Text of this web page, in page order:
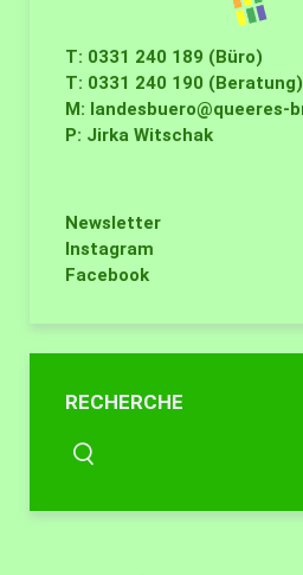
T: 0331 240 189 (Büro)
T: 0331 240 190 (Beratung)
M: landesbuero@queeres-
P: Jirka Witschak
Newsletter
Instagram
Facebook
RECHERCHE